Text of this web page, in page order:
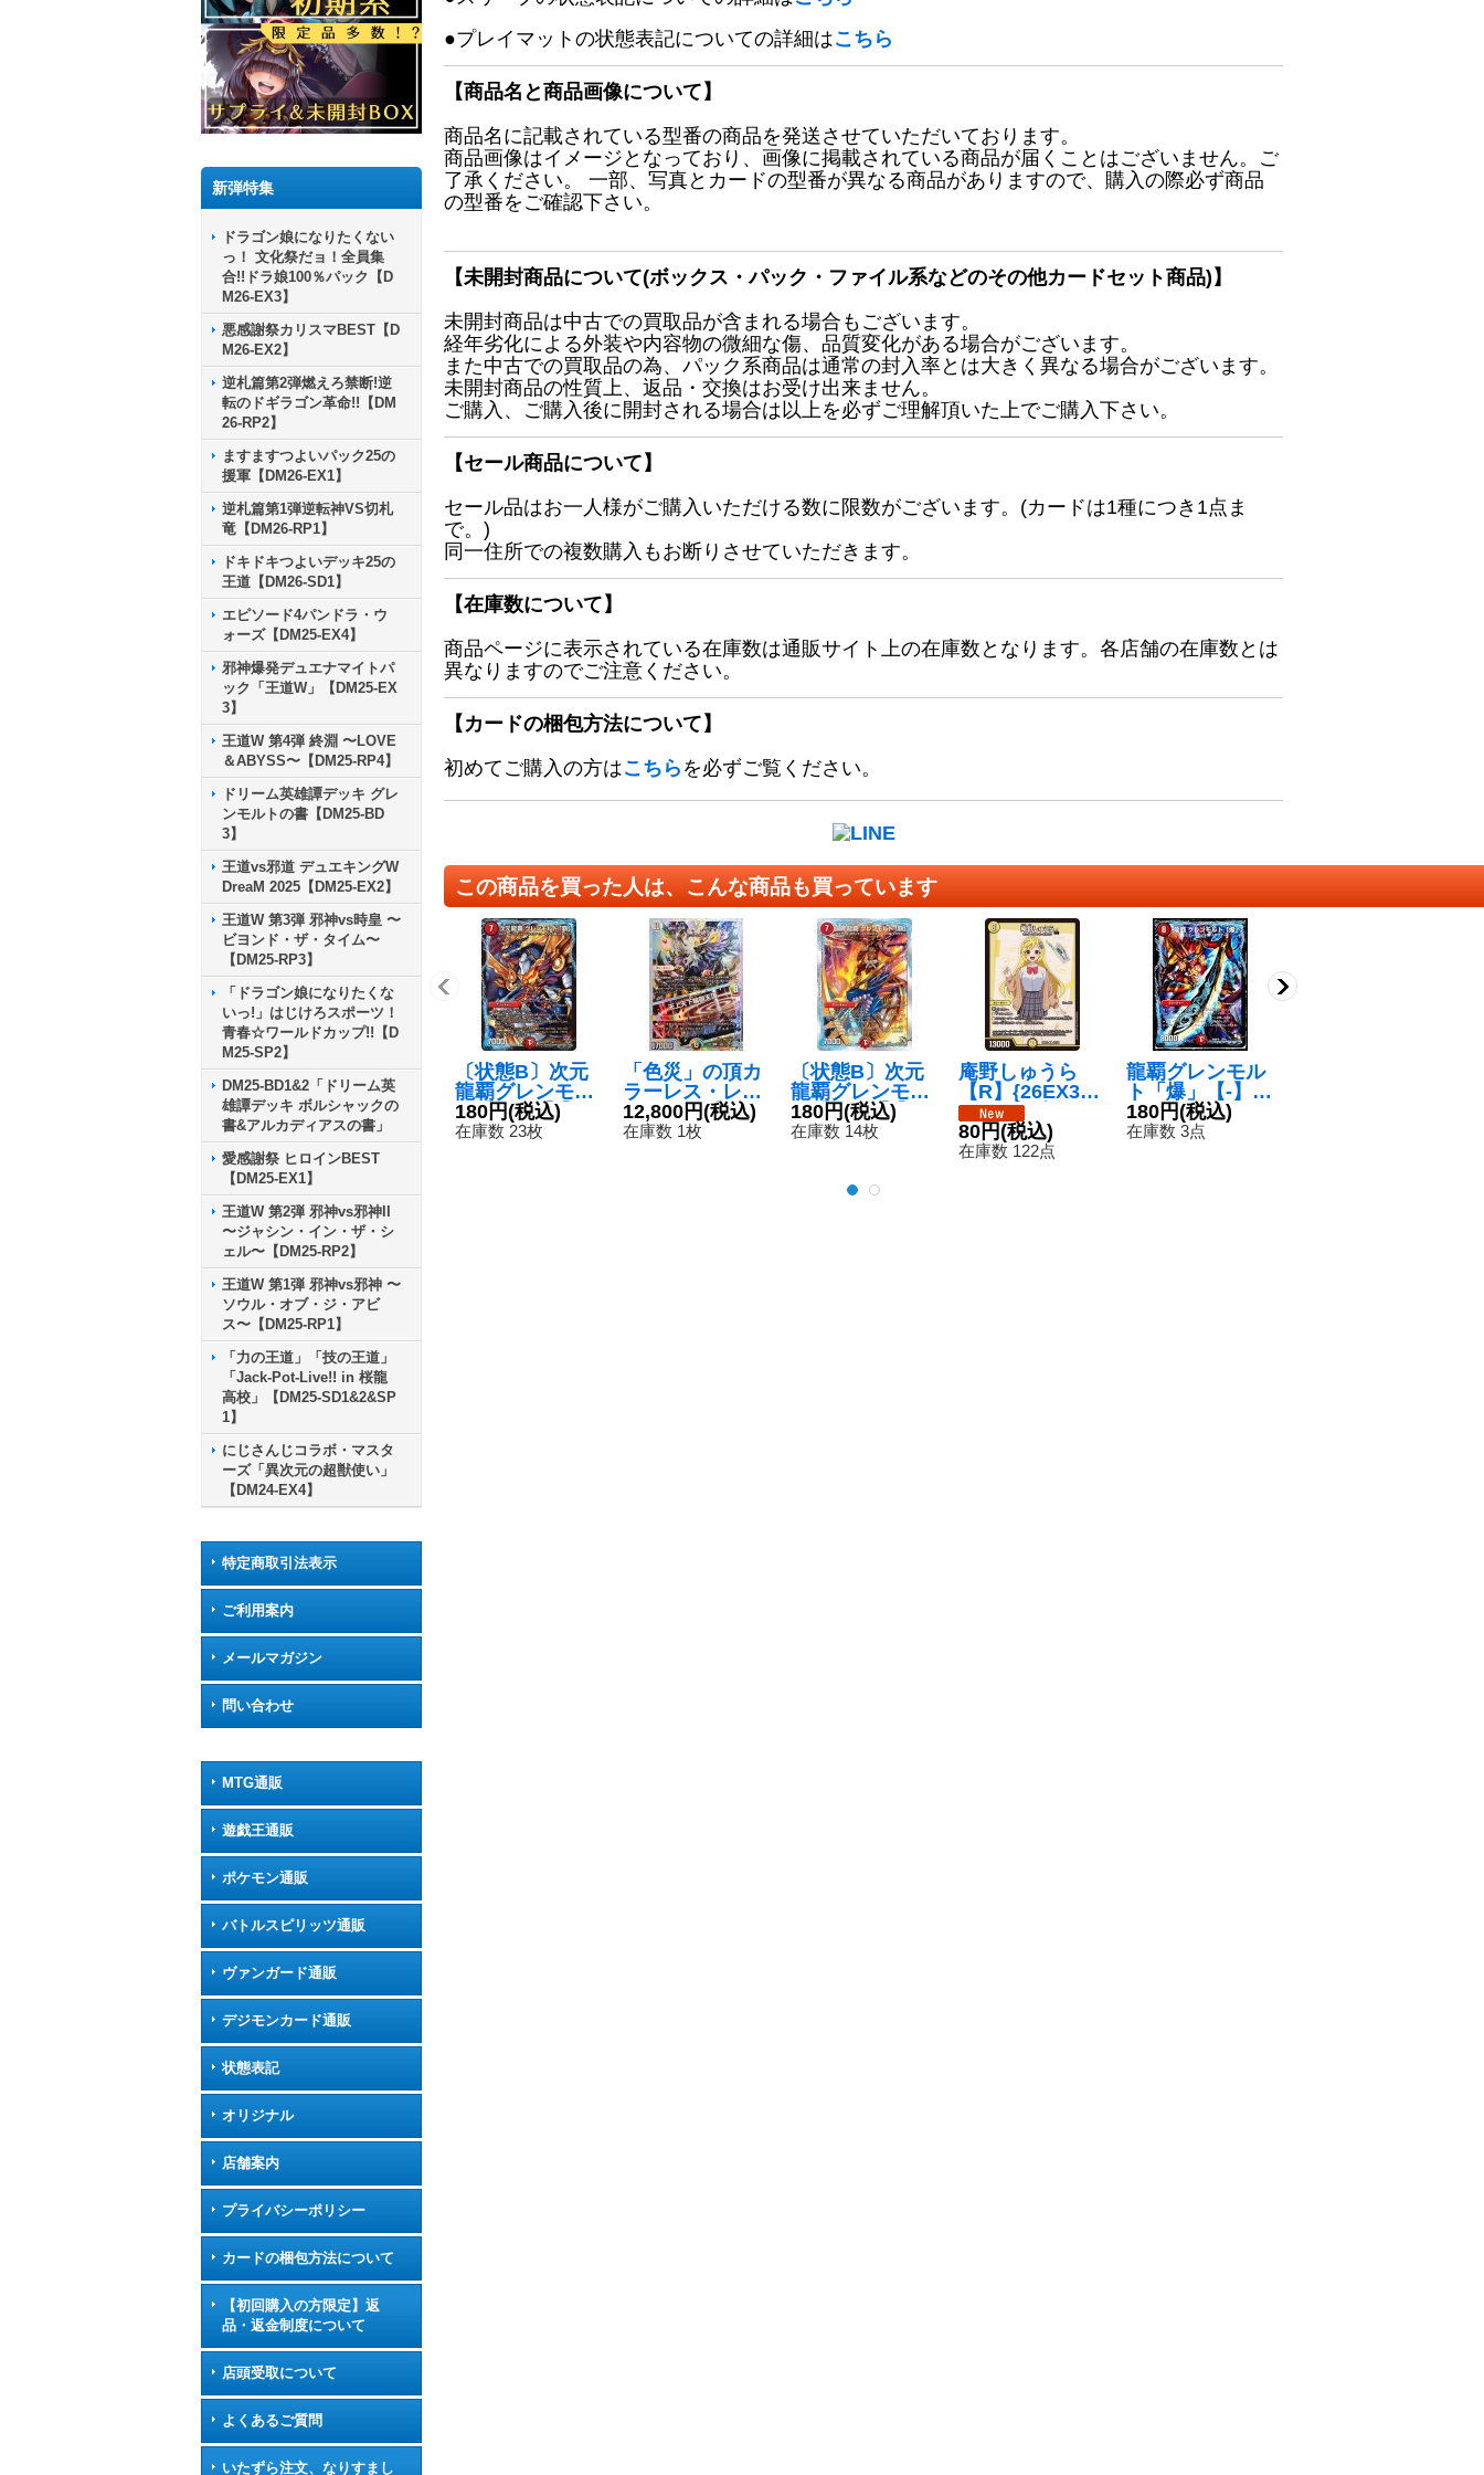
新弾特集
ドラゴン娘になりたくない
っ！ 文化祭だョ！全員集
合!!ドラ娘100％パック【D
M26-EX3】
悪感謝祭カリスマBEST【D
M26-EX2】
逆札篇第2弾燃えろ禁断!逆
転のドギラゴン革命!!【DM
26-RP2】
ますますつよいパック25の
援軍【DM26-EX1】
逆札篇第1弾逆転神VS切札
竜【DM26-RP1】
ドキドキつよいデッキ25の
王道【DM26-SD1】
エピソード4パンドラ・ウ
ォーズ【DM25-EX4】
邪神爆発デュエナマイトパ
ック「王道W」【DM25-EX
3】
王道W 第4弾 終淵 〜LOVE
＆ABYSS〜【DM25-RP4】
ドリーム英雄譚デッキ グレ
ンモルトの書【DM25-BD
3】
王道vs邪道 デュエキングW
DreaM 2025【DM25-EX2】
王道W 第3弾 邪神vs時皇 〜
ビヨンド・ザ・タイム〜
【DM25-RP3】
「ドラゴン娘になりたくな
いっ!」はじけろスポーツ！
青春☆ワールドカップ!!【D
M25-SP2】
DM25-BD1&2「ドリーム英
雄譚デッキ ボルシャックの
書&アルカディアスの書」
愛感謝祭 ヒロインBEST
【DM25-EX1】
王道W 第2弾 邪神vs邪神II
〜ジャシン・イン・ザ・シ
ェル〜【DM25-RP2】
王道W 第1弾 邪神vs邪神 〜
ソウル・オブ・ジ・アビ
ス〜【DM25-RP1】
「力の王道」「技の王道」
「Jack-Pot-Live!! in 桜龍
高校」【DM25-SD1&2&SP
1】
にじさんじコラボ・マスタ
ーズ「異次元の超獣使い」
【DM24-EX4】
特定商取引法表示
ご利用案内
メールマガジン
問い合わせ
MTG通販
遊戯王通販
ポケモン通販
バトルスピリッツ通販
ヴァンガード通販
デジモンカード通販
状態表記
オリジナル
店舗案内
プライバシーポリシー
カードの梱包方法について
【初回購入の方限定】返
品・返金制度について
店頭受取について
よくあるご質問
いたずら注文、なりすまし
●プレイマットの状態表記についての詳細はこちら
【商品名と商品画像について】
商品名に記載されている型番の商品を発送させていただいております。
商品画像はイメージとなっており、画像に掲載されている商品が届くことはございません。ご
了承ください。 一部、写真とカードの型番が異なる商品がありますので、購入の際必ず商品
の型番をご確認下さい。
【未開封商品について(ボックス・パック・ファイル系などのその他カードセット商品)】
未開封商品は中古での買取品が含まれる場合もございます。
経年劣化による外装や内容物の微細な傷、品質変化がある場合がございます。
また中古での買取品の為、パック系商品は通常の封入率とは大きく異なる場合がございます。
未開封商品の性質上、返品・交換はお受け出来ません。
ご購入、ご購入後に開封される場合は以上を必ずご理解頂いた上でご購入下さい。
【セール商品について】
セール品はお一人様がご購入いただける数に限数がございます。(カードは1種につき1点ま
で。)
同一住所での複数購入もお断りさせていただきます。
【在庫数について】
商品ページに表示されている在庫数は通販サイト上の在庫数となります。各店舗の在庫数とは
異なりますのでご注意ください。
【カードの梱包方法について】
初めてご購入の方はこちら を必ずご覧ください。
この商品を買った人は、こんな商品も買っています
〔状態B〕次元
龍覇グレンモル
ト「覇」【-】
{DMX22-b9
180円(税込)
在庫数 23枚
「色災」の頂カ
ラーレス・レイ
ンボー/天上天下
輪廻天頂【VI
12,800円(税込)
在庫数 1枚
〔状態B〕次元
龍覇グレンモル
ト「覇」【-】
{DMD202/22}
180円(税込)
在庫数 14枚
庵野しゅうら
【R】{26EX34
2/100}《光》
80円(税込)
在庫数 122点
龍覇グレンモル
ト「爆」【-】
{DMX182/50}
《火》
180円(税込)
在庫数 3点